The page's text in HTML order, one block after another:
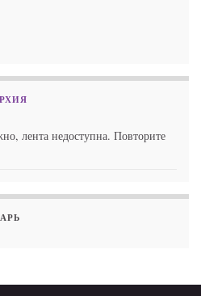
лента недоступна. Повторите